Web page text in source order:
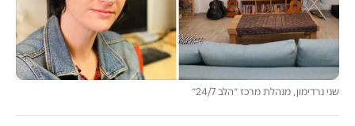
שני נרדימון, מנהלת מרכז ״הלב 24/7״